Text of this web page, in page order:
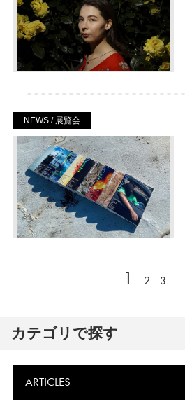
NEWS / 展覧会
1 2 3
カテゴリで探す
ARTICLES